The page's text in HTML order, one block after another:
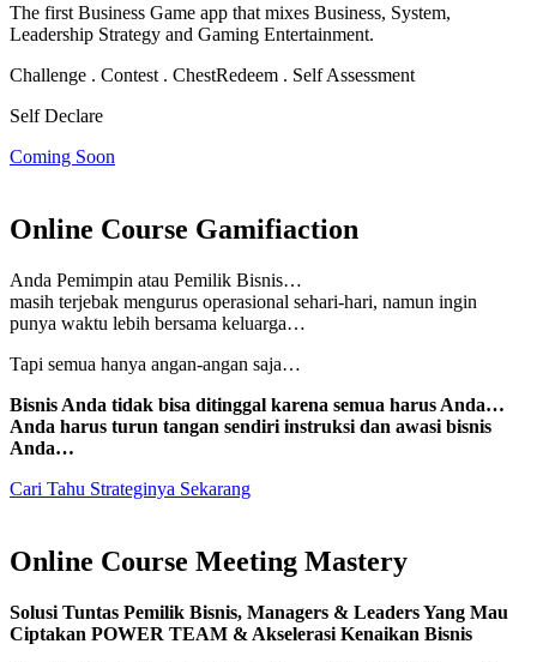
The first Business Game app that mixes Business, System,
Leadership Strategy and Gaming Entertainment.
Challenge . Contest . ChestRedeem . Self Assessment
Self Declare
Coming Soon
Online Course Gamifiaction
Anda Pemimpin atau Pemilik Bisnis…
masih terjebak mengurus operasional sehari-hari, namun ingin
punya waktu lebih bersama keluarga…
Tapi semua hanya angan-angan saja…
Bisnis Anda tidak bisa ditinggal karena semua harus Anda…
Anda harus turun tangan sendiri instruksi dan awasi bisnis
Anda…
Cari Tahu Strateginya Sekarang
Online Course Meeting Mastery
Solusi Tuntas Pemilik Bisnis, Managers & Leaders Yang Mau
Ciptakan POWER TEAM & Akselerasi Kenaikan Bisnis